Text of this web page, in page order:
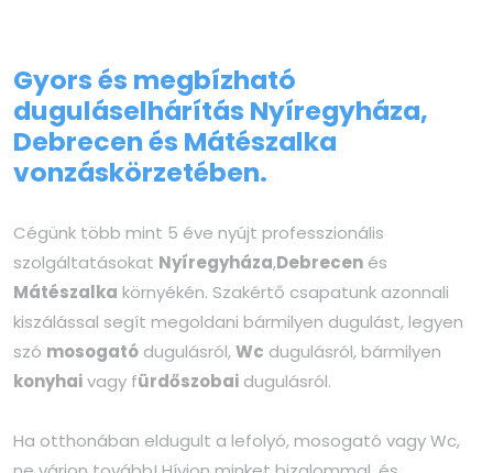
Gyors és megbízható
duguláselhárítás Nyíregyháza,
Debrecen és Mátészalka
vonzáskörzetében.
Cégünk több mint 5 éve nyújt professzionális
szolgáltatásokat Nyíregyháza,Debrecen és
Mátészalka környékén. Szakértő csapatunk azonnali
kiszálással segít megoldani bármilyen dugulást, legyen
szó mosogató dugulásról,Wc dugulásról, bármilyen
konyhaivagy fürdőszobai dugulásról.
Ha otthonában eldugult a lefolyó, mosogató vagy Wc,